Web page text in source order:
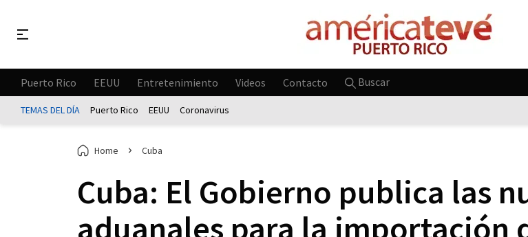
Puerto Rico EEUU Entretenimiento Videos Contacto Buscar
TEMAS DEL DÍA Puerto Rico EEUU Coronavirus
Home Cuba
Cuba: El Gobierno publica las
aduanales para la importación